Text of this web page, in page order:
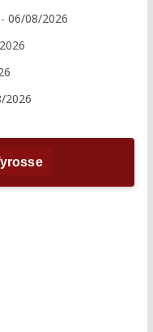
06/08/2026
2026